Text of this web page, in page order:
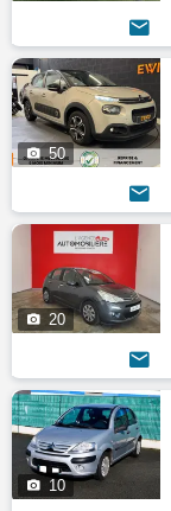

 50

 20

 10